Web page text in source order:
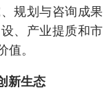
规划与咨询成果
、产业提质和市
值。
新生态